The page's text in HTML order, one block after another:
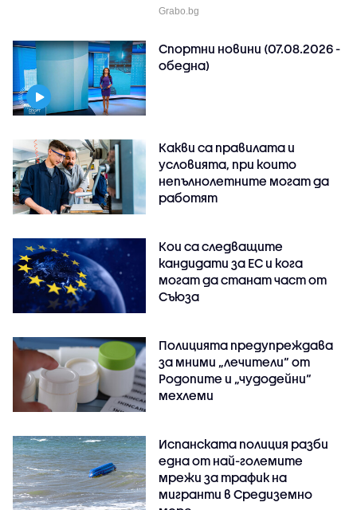
Grabo.bg
Спортни новини (07.08.2026 -
обедна)
Какви са правилата и
условията, при които
непълнолетните могат да
работят
Кои са следващите
кандидати за ЕС и кога
могат да станат част от
Съюза
Полицията предупреждава
за мними „лечители“ от
Родопите и „чудодейни“
мехлеми
Испанската полиция разби
една от най-големите
мрежи за трафик на
мигранти в Средиземно